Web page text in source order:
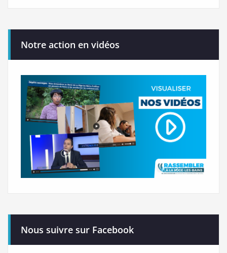
Notre action en vidéos
Nous suivre sur Facebook